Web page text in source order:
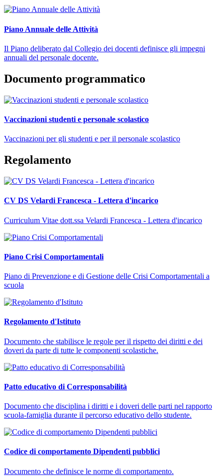
Piano Annuale delle Attività
Il Piano deliberato dal Collegio dei docenti definisce gli impegni
annuali del personale docente.
Documento programmatico
Vaccinazioni studenti e personale scolastico
Vaccinazioni per gli studenti e per il personale scolastico
Regolamento
CV DS Velardi Francesca - Lettera d'incarico
Curriculum Vitae dott.ssa Velardi Francesca - Lettera d'incarico
Piano Crisi Comportamentali
Piano di Prevenzione e di Gestione delle Crisi Comportamentali a
scuola
Regolamento d'Istituto
Documento che stabilisce le regole per il rispetto dei diritti e dei
doveri da parte di tutte le componenti scolastiche.
Patto educativo di Corresponsabilità
Documento che disciplina i diritti e i doveri delle parti nel rapporto
scuola-famiglia durante il percorso educativo dello studente.
Codice di comportamento Dipendenti pubblici
Documento che definisce le norme di comportamento.